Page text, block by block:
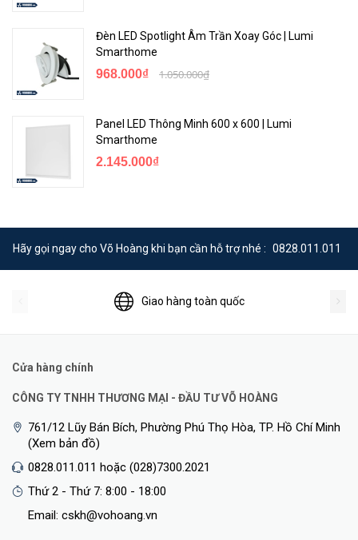
Đèn LED Spotlight Âm Trần Xoay Góc | Lumi
Smarthome
968.000₫ 1.050.000₫
Panel LED Thông Minh 600 x 600 | Lumi
Smarthome
2.145.000₫
Hãy gọi ngay cho Võ Hoàng khi bạn cần hỗ trợ nhé : 0828.011.011
Giao hàng toàn quốc
Cửa hàng chính
CÔNG TY TNHH THƯƠNG MẠI - ĐẦU TƯ VÕ HOÀNG
761/12 Lũy Bán Bích, Phường Phú Thọ Hòa, TP. Hồ Chí Minh
(Xem bản đồ)
0828.011.011 hoặc (028)7300.2021
Thứ 2 - Thứ 7: 8:00 - 18:00
Email: cskh@vohoang.vn